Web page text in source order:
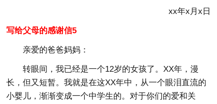
xx年x月x日
写给父母的感谢信5
亲爱的爸爸妈妈：
转眼间，我已经是一个12岁的女孩了。XX年，漫
长，但又短暂。我就是在这XX年中，从一个眼泪直流的
小婴儿，渐渐变成一个中学生的。对于你们的爱和关